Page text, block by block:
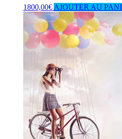
1800,00€ AJOUTER AU